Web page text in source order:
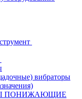
вибраторы
ПОНИЖАЮЩИЕ